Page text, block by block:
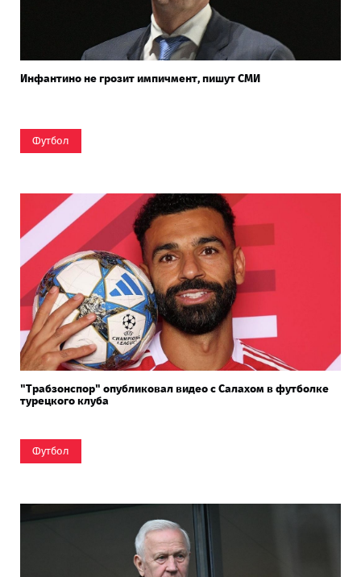
Инфантино не грозит импичмент, пишут СМИ
Футбол
"Трабзонспор" опубликовал видео с Салахом в футболке
турецкого клуба
Футбол